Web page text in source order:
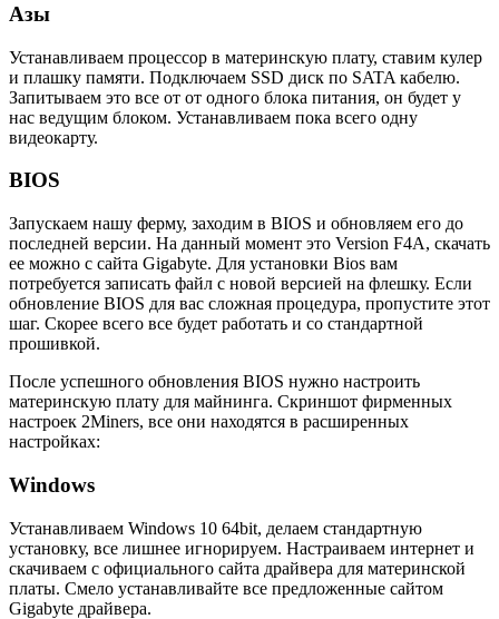
Азы
Устанавливаем процессор в материнскую плату, ставим кулер
и плашку памяти. Подключаем SSD диск по SATA кабелю.
Запитываем это все от от одного блока питания, он будет у
нас ведущим блоком. Устанавливаем пока всего одну
видеокарту.
BIOS
Запускаем нашу ферму, заходим в BIOS и обновляем его до
последней версии. На данный момент это Version F4A, скачать
ее можно с сайта Gigabyte. Для установки Bios вам
потребуется записать файл с новой версией на флешку. Если
обновление BIOS для вас сложная процедура, пропустите этот
шаг. Скорее всего все будет работать и со стандартной
прошивкой.
После успешного обновления BIOS нужно настроить
материнскую плату для майнинга. Скриншот фирменных
настроек 2Miners, все они находятся в расширенных
настройках:
Windows
Устанавливаем Windows 10 64bit, делаем стандартную
установку, все лишнее игнорируем. Настраиваем интернет и
скачиваем с официального сайта драйвера для материнской
платы. Смело устанавливайте все предложенные сайтом
Gigabyte драйвера.